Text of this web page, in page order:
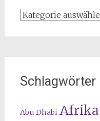
Kategorien
Schlagwörter
Abu Dhabi Afrika